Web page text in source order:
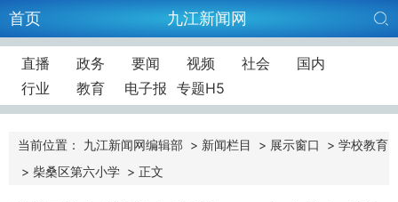
首页 九江新闻网
直播 政务 要闻 视频 社会
国内
行业
教育 电子报 专题H5
当前位置： 九江新闻网编辑部 > 新闻栏目 > 展示窗口 > 学校教育
> 柴桑区第六小学 > 正文